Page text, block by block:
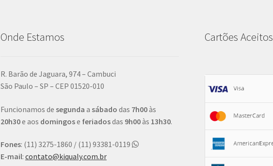
Onde Estamos
R. Barão de Jaguara, 974 – Cambuci
São Paulo – SP – CEP 01520-010
Funcionamos de segunda a sábado das 7h00às
20h30e aos domingose feriadosdas 9h00às 13h30.
Fones: (11) 3275-1860 / (11) 93381-0119
E-mail: contato@kiqualy.com.br
Cartões Aceitos